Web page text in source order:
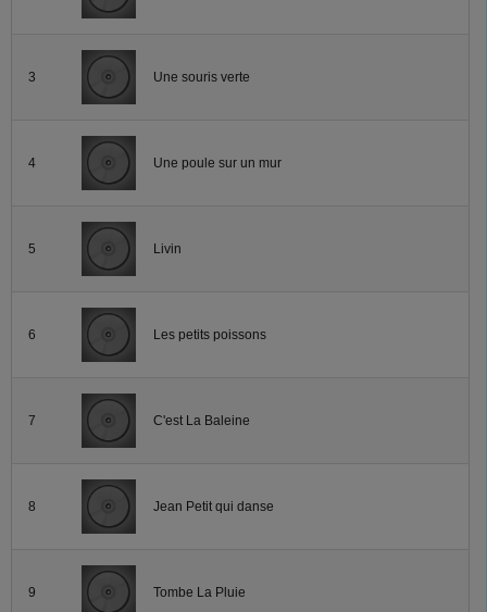
3 Une souris verte
4 Une poule sur un mur
5 Livin
6 Les petits poissons
7 C'est La Baleine
8 Jean Petit qui danse
9 Tombe La Pluie